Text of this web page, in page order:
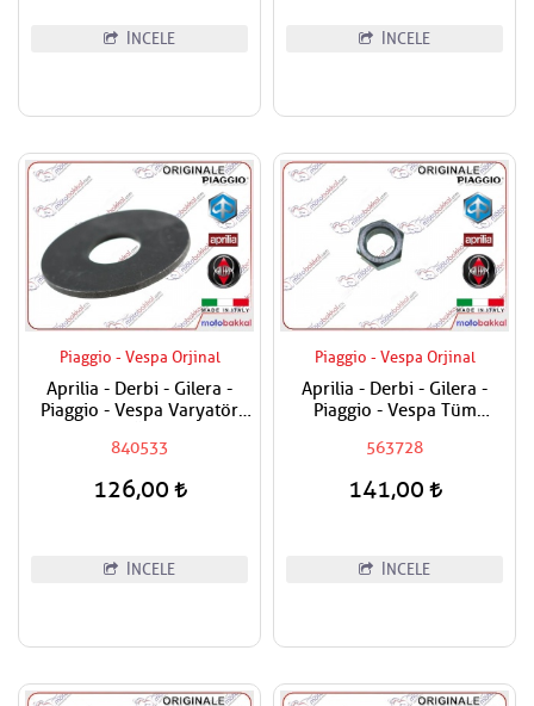
İNCELE İNCELE
Piaggio - Vespa Orjinal
Aprilia - Derbi - Gilera -
Piaggio - Vespa Varyatör
840533
126,00
İNCELE
Piaggio - Vespa Orjinal
Aprilia - Derbi - Gilera -
Piaggio - Vespa Tüm
Tekerlek Somunu
563728
141,00
İNCELE